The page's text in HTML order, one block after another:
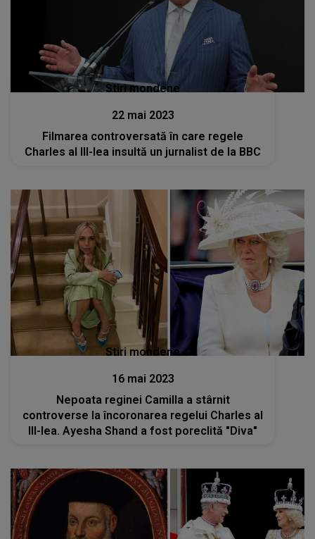
Stiri mondene
22 mai 2023
Filmarea controversată în care regele
Charles al III-lea insultă un jurnalist de la BBC
Stiri mondene
16 mai 2023
Nepoata reginei Camilla a stârnit
controverse la încoronarea regelui Charles al
III-lea. Ayesha Shand a fost poreclită "Diva"